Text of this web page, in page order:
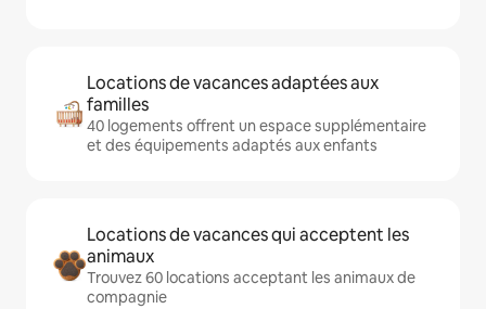
Locations de vacances adaptées aux
familles
40 logements offrent un espace supplémentaire
et des équipements adaptés aux enfants
Locations de vacances qui acceptent les
animaux
Trouvez 60 locations acceptant les animaux de
compagnie